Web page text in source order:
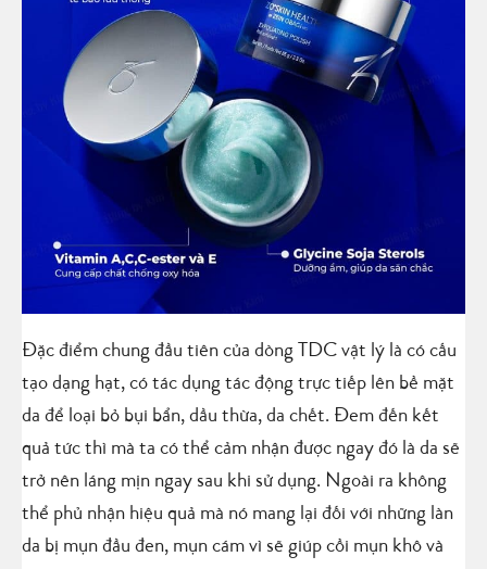
Đặc điểm chung đầu tiên của dòng TDC vật lý là có cấu
tạo dạng hạt, có tác dụng tác động trực tiếp lên bề mặt
da để loại bỏ bụi bẩn, dầu thừa, da chết. Đem đến kết
quả tức thì mà ta có thể cảm nhận được ngay đó là da sẽ
trở nên láng mịn ngay sau khi sử dụng. Ngoài ra không
thể phủ nhận hiệu quả mà nó mang lại đối với những làn
da bị mụn đầu đen, mụn cám vì sẽ giúp cồi mụn khô và